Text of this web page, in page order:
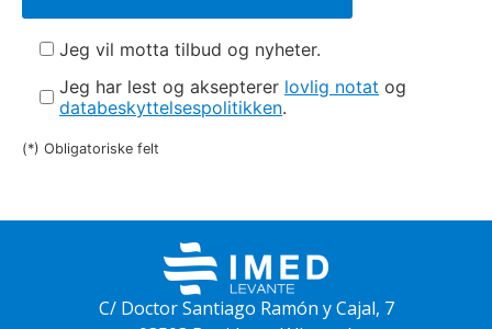
Jeg vil motta tilbud og nyheter.
Jeg har lest og aksepterer lovlig notat og
databeskyttelsespolitikken.
(*) Obligatoriske felt
C/ Doctor Santiago Ramón y Cajal, 7